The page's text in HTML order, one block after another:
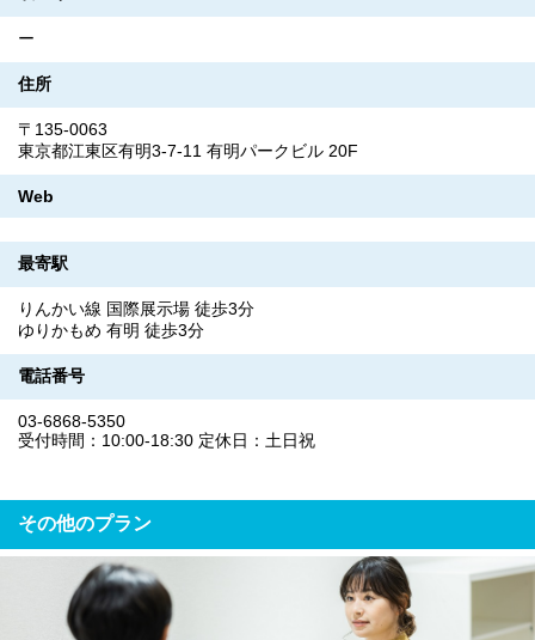
ー
住所
〒135-0063
東京都江東区有明3-7-11 有明パークビル 20F
Web
最寄駅
りんかい線 国際展示場 徒歩3分
ゆりかもめ 有明 徒歩3分
電話番号
03-6868-5350
受付時間：10:00-18:30 定休日：土日祝
その他のプラン